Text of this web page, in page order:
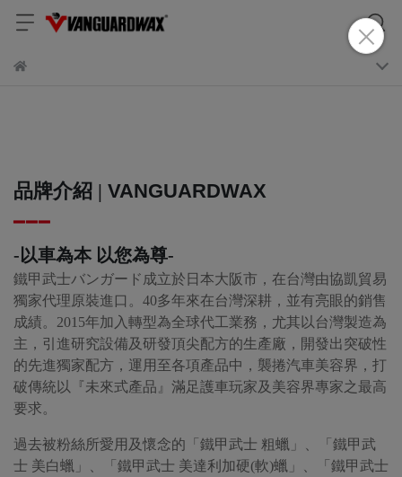
品牌介紹 | VANGUARDWAX
▂▂▂
- 以車為本 以您為尊-
鐵甲武士バンガード成立於日本大阪市，在台灣由協凱貿易
獨家代理原裝進口。40多年來在台灣深耕，並有亮眼的銷售
成績。2015年加入轉型為全球代工業務，尤其以台灣製造為
主，引進研究設備及研發頂尖配方的生產廠，開發出突破性
的先進獨家配方，運用至各項產品中，襲捲汽車美容界，打
破傳統以『未來式產品』滿足護車玩家及美容界專家之最高
要求。
過去被粉絲所愛用及懷念的「鐵甲武士 粗蠟」、「鐵甲武
士 美白蠟」、「鐵甲武士 美達利加硬(軟)蠟」、「鐵甲武士